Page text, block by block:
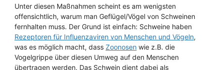
Unter diesen Maßnahmen scheint es am wenigsten
offensichtlich, warum man Geflügel/Vögel von Schweinen
fernhalten muss. Der Grund ist einfach: Schweine haben
Rezeptoren für Influenzaviren von Menschen und Vögeln,
was es möglich macht, dass Zoonosen wie z.B. die
Vogelgrippe über diesen Umweg auf den Menschen
übertragen werden. Das Schwein dient dabei als